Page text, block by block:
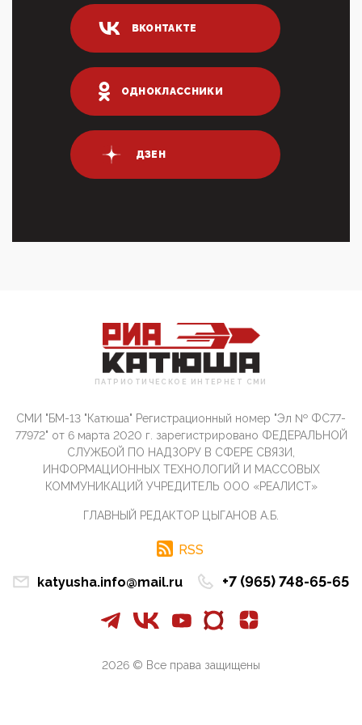
04:47, 10 Апреля 2026
ИНН для переводов по СБП это первый шаг из
логических двухЗаполнение ИНН при любых
переводах по ...
03:35, 10 Апреля 2026
Суммарное вознаграждение менеджменту в 15
крупных банках по итогам 2025 года превысило 63
03:01, 10 Апреля 2026
Террорист и убийца Буданов вальяжно сообщил,
что союзники просили Киев не наносить удары по
входМошенники активно пользуются аккаунтами на
Госуслугах уме...
12:01, 10 Апреля 2026
Сионистское правительство благосклонно
09:40, 10 Апреля 2026
Честно говоря, ситуация с продвижением через
российские крупнейшие СМИ персоны Эррола
Маска (отца Ил...
Те, кто стоят за массовым завозом в Россию
Благодаря знакомым, стали известны подробности
захватил "малое небо" на украинском ТВД.
ВКОНТАКТЕ
ОДНОКЛАССНИКИ
ДЗЕН
ПАТРИОТИЧЕСКОЕ ИНТЕРНЕТ СМИ
СМИ "БМ-13 "Катюша" Регистрационный номер "Эл № ФС77-
77972" от 6 марта 2020 г. зарегистрировано ФЕДЕРАЛЬНОЙ
СЛУЖБОЙ ПО НАДЗОРУ В СФЕРЕ СВЯЗИ,
ИНФОРМАЦИОННЫХ ТЕХНОЛОГИЙ И МАССОВЫХ
КОММУНИКАЦИЙ УЧРЕДИТЕЛЬ ООО «РЕАЛИСТ»
ГЛАВНЫЙ РЕДАКТОР ЦЫГАНОВ А.Б.
RSS
katyusha.info@mail.ru +7 (965) 748-65-65
2026 © Все права защищены